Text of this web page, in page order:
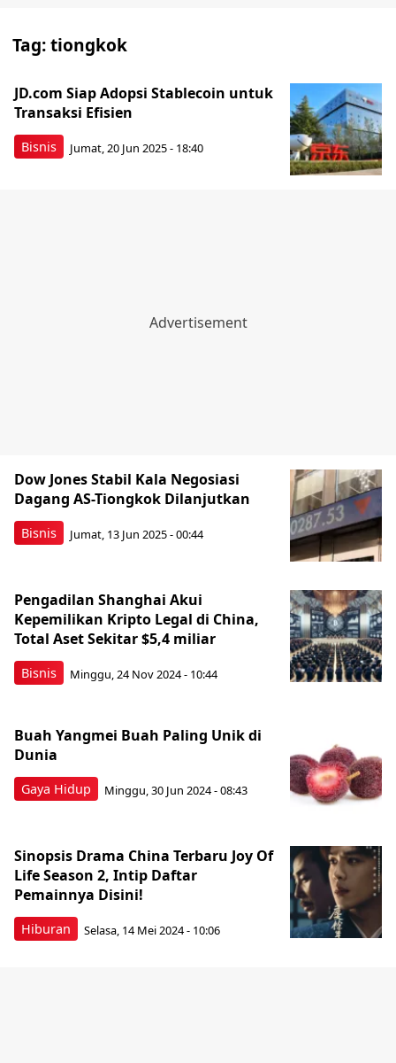
Tag:tiongkok
Bisnis
JD.com Siap Adopsi Stablecoin untuk
Transaksi Efisien
Jumat, 20 Jun 2025 - 18:40
Bisnis
Dow Jones Stabil Kala Negosiasi
Dagang AS-Tiongkok Dilanjutkan
Jumat, 13 Jun 2025 - 00:44
Bisnis
Pengadilan Shanghai Akui
Kepemilikan Kripto Legal di China,
Total Aset Sekitar $5,4 miliar
Minggu, 24 Nov 2024 - 10:44
Gaya Hidup
Buah Yangmei Buah Paling Unik di
Dunia
Minggu, 30 Jun 2024 - 08:43
Hiburan
Sinopsis Drama China Terbaru Joy Of
Life Season 2, Intip Daftar
Pemainnya Disini!
Selasa, 14 Mei 2024 - 10:06